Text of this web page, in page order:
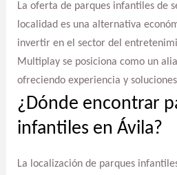
La oferta de parques infantiles de
localidad es una alternativa
invertir en el sector del
Multiplay se posiciona como un
ofreciendo experiencia y
¿Dónde encontrar
infantiles en Ávila?
La localización de parques